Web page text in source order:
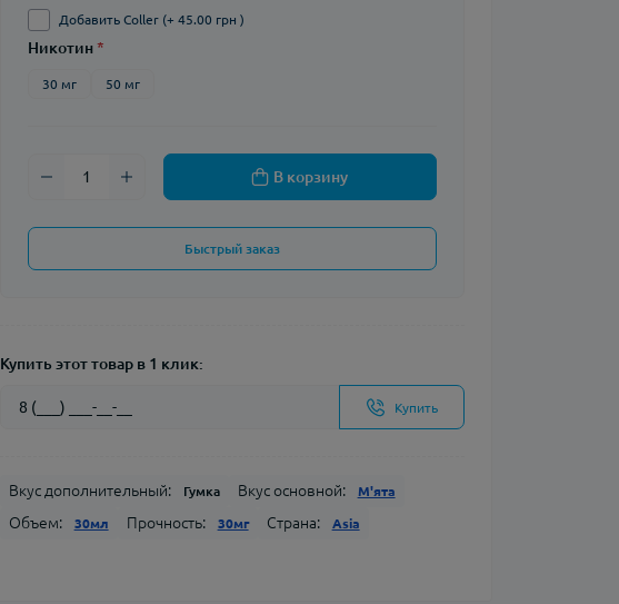
Добавить Coller (+ 45.00 грн )
Никотин*
30 мг 50 мг
В корзину
Быстрый заказ
Купить этот товар в 1 клик:
Купить
Вкус дополнительный: Гумка Вкус основной: М'ята
Объем: 30мл Прочность: 30мг Страна: Asia